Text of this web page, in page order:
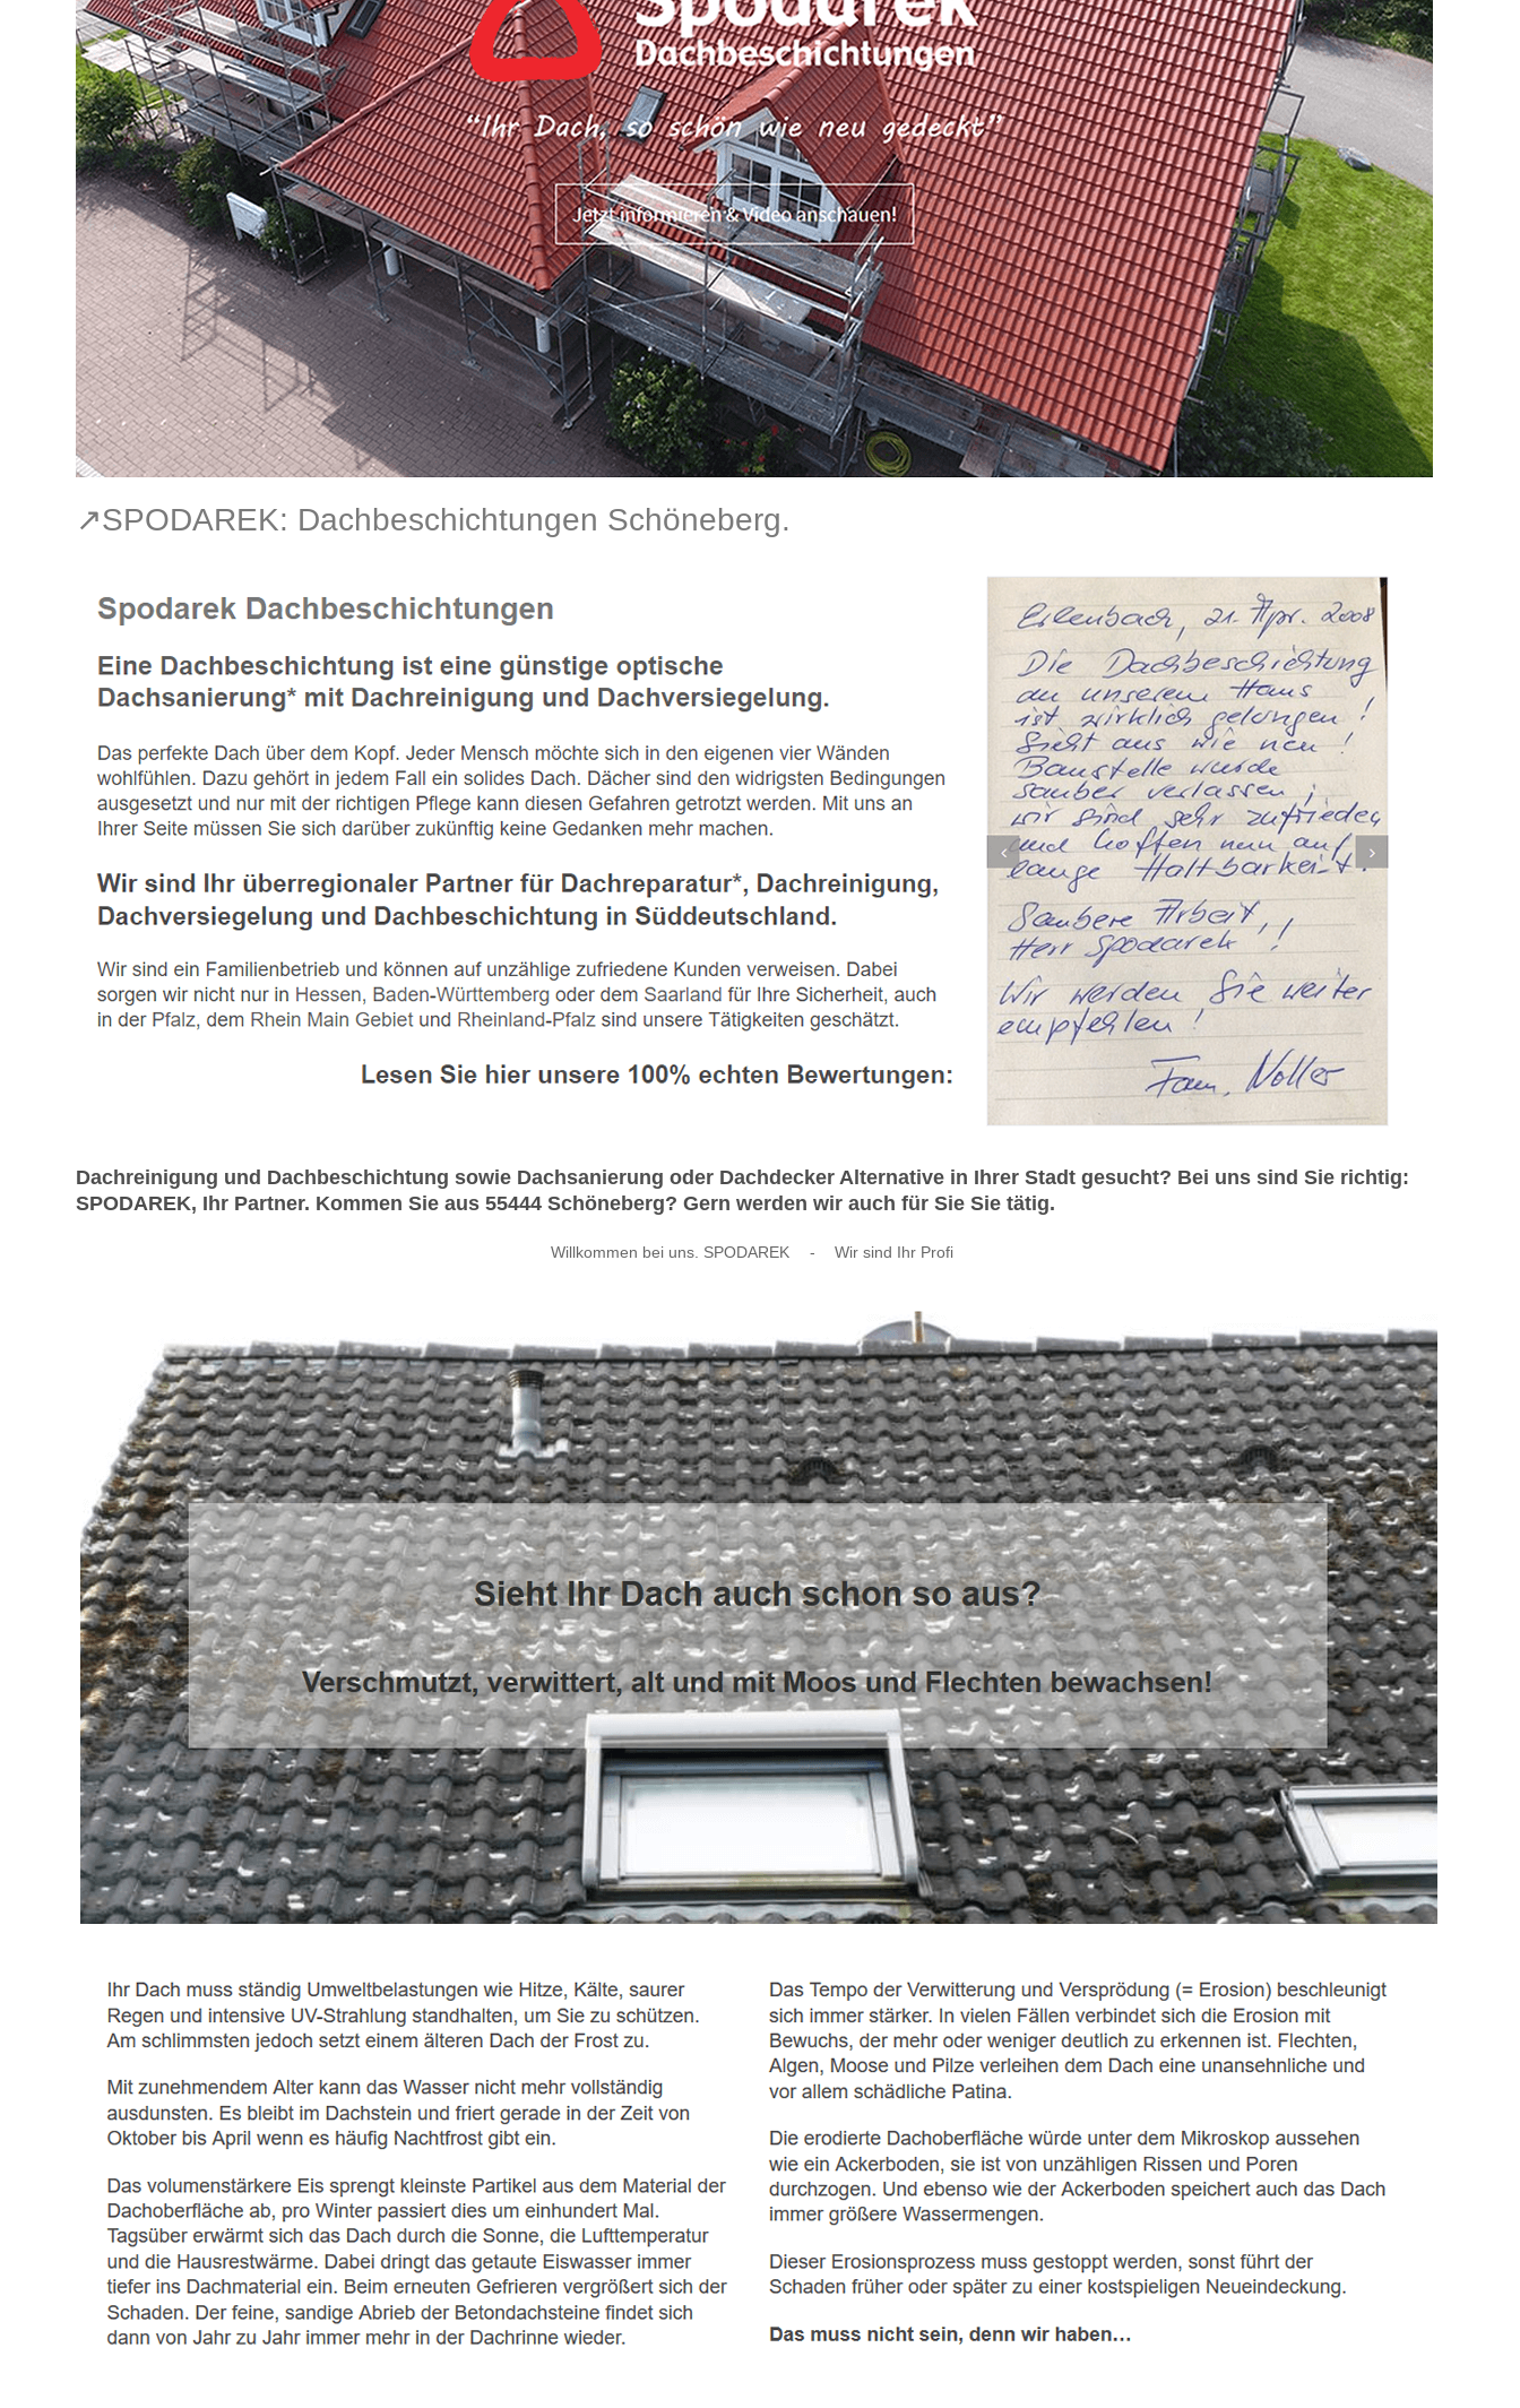
↗️SPODAREK: Dachbeschichtungen Schöneberg.
Dachreinigung und Dachbeschichtung sowie Dachsanierung oder Dachdecker Alternative in Ihrer Stadt gesucht? Bei uns sind Sie richtig:
SPODAREK, Ihr Partner. Kommen Sie aus 55444 Schöneberg? Gern werden wir auch für Sie Sie tätig.
Willkommen bei uns. SPODAREK - Wir sind Ihr Profi